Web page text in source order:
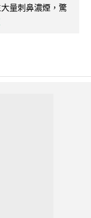
量刺鼻濃煙，驚